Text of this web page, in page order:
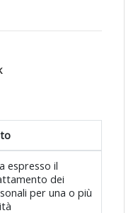
espresso il
dei
per una o più